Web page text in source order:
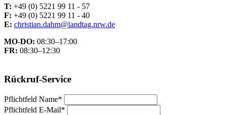
T: +49 (0) 5221 99 11 - 57
F: +49 (0) 5221 99 11 - 40
E: christian.dahm@landtag.nrw.de
MO-DO: 08:30–17:00
FR: 08:30–12:30
Rückruf-Service
Pflichtfeld Name*
Pflichtfeld E-Mail*